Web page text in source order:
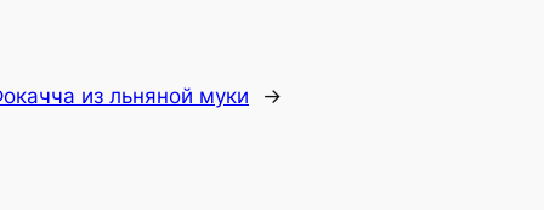
из льняной муки →